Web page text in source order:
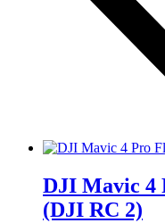
DJI Mavic 4
(DJI RC 2)